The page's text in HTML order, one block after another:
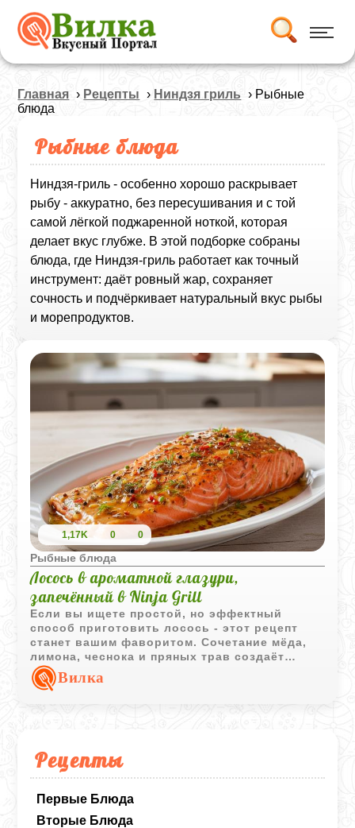
Рецепты
Первые Блюда
Вторые Блюда
Главная › Рецепты › Ниндзя гриль › Рыбные
блюда
Рыбные блюда
Ниндзя-гриль - особенно хорошо раскрывает
рыбу - аккуратно, без пересушивания и с той
самой лёгкой поджаренной ноткой, которая
делает вкус глубже. В этой подборке собраны
блюда, где Ниндзя‑гриль работает как точный
инструмент: даёт ровный жар, сохраняет
сочность и подчёркивает натуральный вкус рыбы
и морепродуктов.
1,17K 0 0
Рыбные блюда
Лосось в ароматной глазури,
запечённый в Ninja Grill
Если вы ищете простой, но эффектный
способ приготовить лосось - этот рецепт
станет вашим фаворитом. Сочетание мёда,
лимона, чеснока и пряных трав создаёт
насыщенную глазурь, которая превращает
рыбу в настоящее гастрономическое
фольге на гриле Ninja сохраняет сочность,
Вилка